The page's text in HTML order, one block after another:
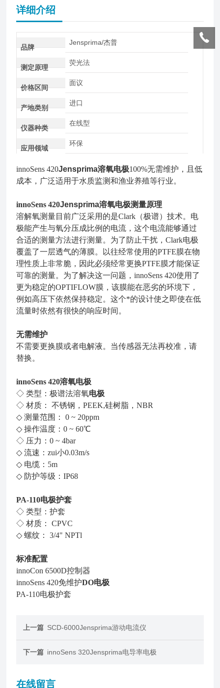
详细介绍
品牌
Jensprima/杰普
测定原理
荧光法
价格区间
面议
产地类别
进口
仪器种类
在线型
应用领域
环保
innoSens 420Jensprima溶氧电极100%无需维护，且低
成本，广泛适用于水质监测和渔业养殖等行业。
innoSens 420Jensprima溶氧电极测量原理
溶解氧测量目前广泛采用的是Clark（极谱）技术。电
极能产生与氧分压成比例的电流，这个电流能够通过
合适的测量方法进行测量。为了防止干扰，Clark电极
覆盖了一层透气的薄膜。以往经常使用的PTFE膜在物
理性质上非常脆，因此必须经常更换PTFE膜才能保证
可靠的测量。为了解决这一问题，innoSens 420使用了
更为稳定的OPTIFLOW膜，该膜能在恶劣的环境下，
例如高压下依然保持稳定。这个*的设计使之即使在低
流量时依然有很快的响应时间。
无需维护
不需要更换膜或者电解液。当传感器无法再校准，请
替换。
innoSens 420溶氧电极
◇ 类型：极谱法溶氧电极
◇ 材质： 不锈钢，PEEK,硅树脂，NBR
◇ 测量范围： 0 ~ 20ppm
◇ 操作温度：0 ~ 60℃
◇ 压力：0 ~ 4bar
◇ 流速：zui小0.03m/s
◇ 电缆：5m
◇ 防护等级：IP68
PA-110电极护套
◇ 类型：护套
◇ 材质： CPVC
◇ 螺纹： 3/4" NPTl
标准配置
innoCon 6500D控制器
innoSens 420免维护DO电极
PA-110电极护套
上一篇 SCD-6000Jensprima游动电流仪
下一篇 innoSens 320Jensprima电导率电极
在线留言